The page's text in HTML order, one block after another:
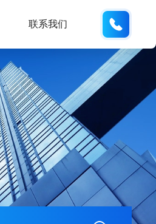
联系我们